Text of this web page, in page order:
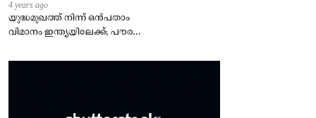
4 years ago
യുദ്ധമുഖത്ത് നിന്ന് ഒൻപതാം
വിമാനം ഇന്ത്യയിലേക്ക്; പൗരന്മാർ
– കേന്ദ്രം